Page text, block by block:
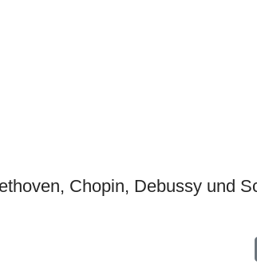
Chopin, Debussy und